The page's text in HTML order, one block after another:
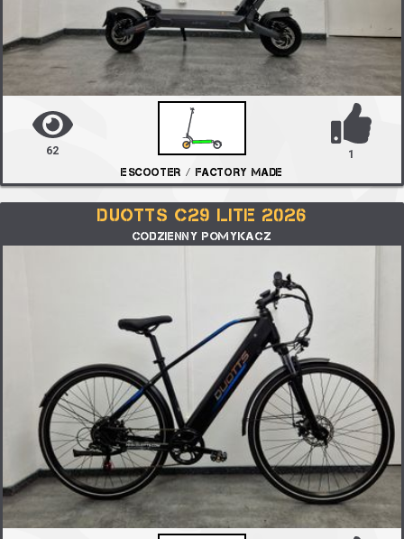
62
ESCOOTER / FACTORY MADE
1
DUOTTS C29 LITE 2026
CODZIENNY POMYKACZ